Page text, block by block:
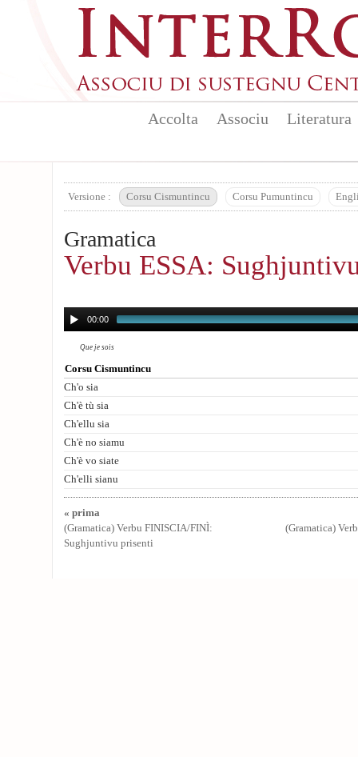
Accolta Associu Literatura
Versione : Corsu Cismuntincu Corsu Pumuntincu
Gramatica
Verbu ESSA:
00:00
Que je sois
Corsu Cismuntincu
Ch'o sia
Ch'è tù sia
Ch'ellu sia
Ch'è no siamu
Ch'è vo siate
Ch'elli sianu
« prima
(Gramatica) Verbu FINISCIA/FINÌ:
Sughjuntivu prisenti
(Gramatica)